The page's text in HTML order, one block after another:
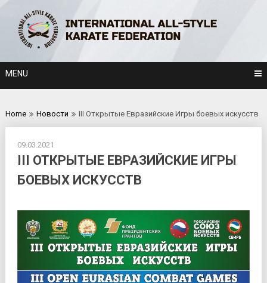
content
MENU
Home Новости III Открытые Евразийские Игры боевых искусств
09.03.2021
III ОТКРЫТЫЕ ЕВРАЗИЙСКИЕ ИГРЫ
БОЕВЫХ ИСКУССТВ